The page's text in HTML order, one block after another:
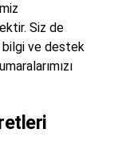
Siz de
bilgi ve destek